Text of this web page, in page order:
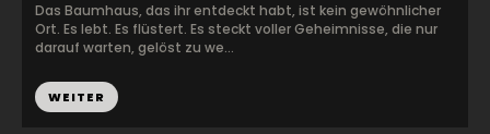
Das Baumhaus, das ihr entdeckt habt, ist kein gewöhnlicher
Ort. Es lebt. Es flüstert. Es steckt voller Geheimnisse, die nur
darauf warten, gelöst zu we...
WEITER